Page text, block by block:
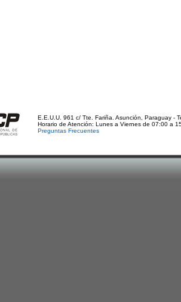
E.E.U.U. 961 c/ Tte. Fariña. Asunción, Paraguay -
Horario de Atención: Lunes a Viernes de 07:00 a
Preguntas Frecuentes